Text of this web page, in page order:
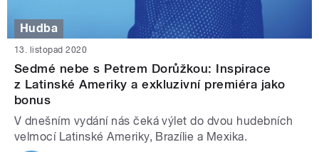
Hudba
13. listopad 2020
Sedmé nebe s Petrem Dorůžkou: Inspirace
z Latinské Ameriky a exkluzivní premiéra jako
bonus
V dnešním vydání nás čeká výlet do dvou hudebních
velmocí Latinské Ameriky, Brazílie a Mexika.